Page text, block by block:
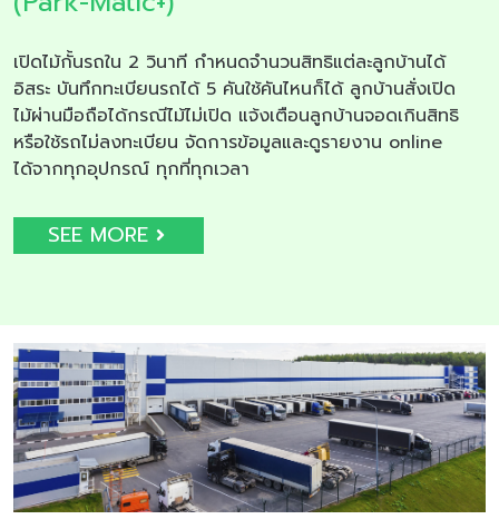
เปิดไม้กั้นรถใน 2 วินาที กำหนดจำนวนสิทธิแต่ละลูกบ้านได้
อิสระ บันทึกทะเบียนรถได้ 5 คันใช้คันไหนก็ได้ ลูกบ้านสั่งเปิด
ไม้ผ่านมือถือได้กรณีไม้ไม่เปิด แจ้งเตือนลูกบ้านจอดเกินสิทธิ
หรือใช้รถไม่ลงทะเบียน จัดการข้อมูลและดูรายงาน online
ได้จากทุกอุปกรณ์ ทุกที่ทุกเวลา
SEE MORE